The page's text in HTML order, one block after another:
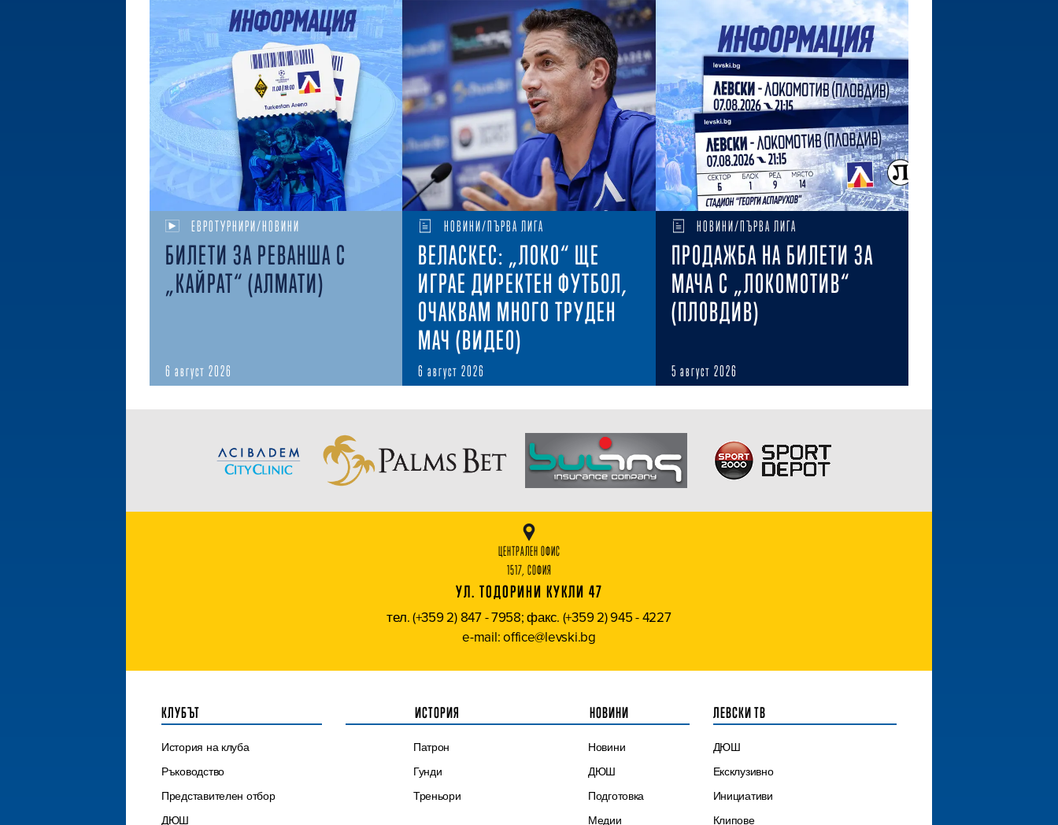
ЕВРОТУРНИРИ/НОВИНИ
БИЛЕТИ ЗА РЕВАНША С
„КАЙРАТ“ (АЛМАТИ)
6 август 2026
НОВИНИ/ПЪРВА ЛИГА
ВЕЛАСКЕС: „ЛОКО“ ЩЕ
ИГРАЕ ДИРЕКТЕН ФУТБОЛ,
ОЧАКВАМ МНОГО ТРУДЕН
МАЧ (ВИДЕО)
6 август 2026
НОВИНИ/ПЪРВА ЛИГА
ПРОДАЖБА НА БИЛЕТИ ЗА
МАЧА С „ЛОКОМОТИВ“
(ПЛОВДИВ)
5 август 2026
ЦЕНТРАЛЕН ОФИС
1517, СОФИЯ
УЛ. ТОДОРИНИ КУКЛИ 47
тел. (+359 2) 847 - 7958; факс. (+359 2) 945 - 4227
e-mail: office@levski.bg
КЛУБЪТ
История на клуба
Ръководство
Представителен отбор
ДЮШ
ИСТОРИЯ
Патрон
Гунди
Треньори
НОВИНИ
Новини
ДЮШ
Подготовка
Медии
ЛЕВСКИ ТВ
ДЮШ
Ексклузивно
Инициативи
Клипове